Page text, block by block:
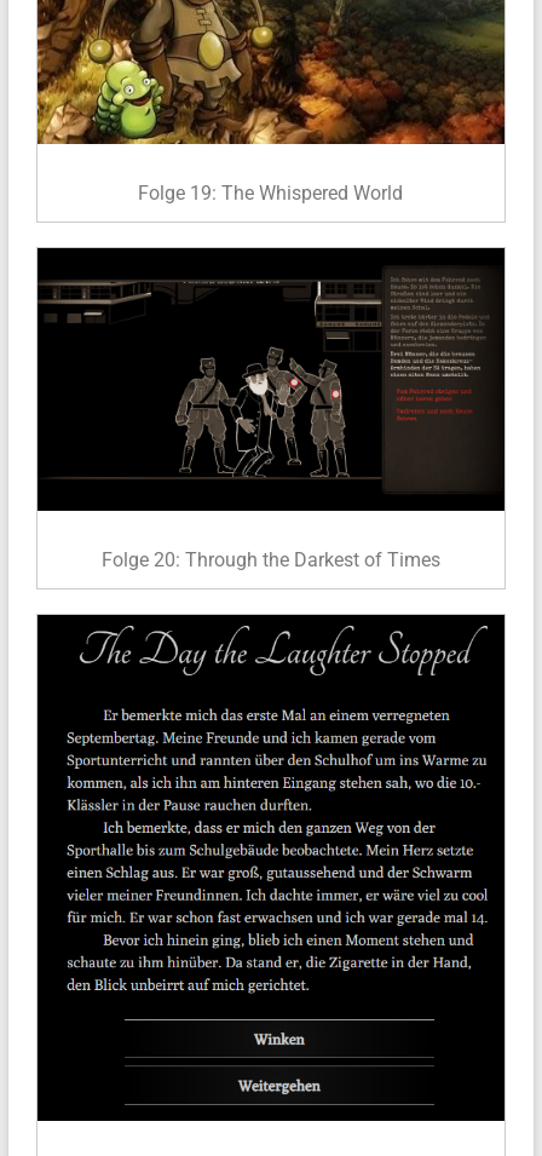
Folge 19: The Whispered World
Folge 20: Through the Darkest of Times